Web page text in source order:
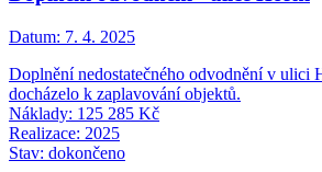
Datum: 7. 4. 2025
Doplnění nedostatečného odvodnění v ulici
docházelo k zaplavování objektů.
Náklady: 125 285 Kč
Realizace: 2025
Stav: dokončeno